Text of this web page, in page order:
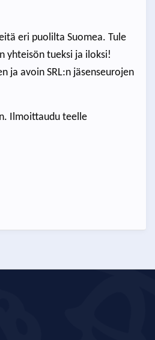
eri puolilta Suomea. Tule
yhteisön tueksi ja iloksi!
ja avoin SRL:n jäsenseurojen
Ilmoittaudu teelle